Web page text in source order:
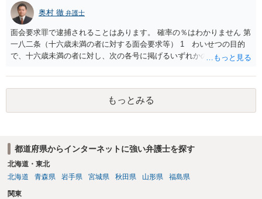
に入力したかも第三者にしられることはないので、個人や会社の特定
をせずに書き込んだことで（おそらく特定して書き込んだとして
も）、相談者さんが刑事民事の責任に問われることはないでしょう。
私見ながらご参考まで。
奥村 徹 弁護士
面会要求罪で逮捕されることはあります。 確率の％はわかりません 第
一八二条（十六歳未満の者に対する面会要求等） 1 わいせつの目的
で、十六歳未満の者に対し、次の各号に掲げるいずれかの行為をした
が生まれた日より五年以上前の日に生まれた者に限る。）は、一年以
下の拘禁刑又は五十万円以下の罰金に処する。 一 威迫し、偽計を用
い又は誘惑して面会を要求すること。 二 拒まれたにもかかわらず、
反復して面会を要求すること。 三 金銭その他の利益を供与し、又は
二年以下の拘禁刑又は百万円以下の罰金に処する。
もっとみる
都道府県からインターネットに強い弁護士を探す
北海道・東北
北海道
青森県 岩手県 宮城県 秋田県 山形県 福島県
関東